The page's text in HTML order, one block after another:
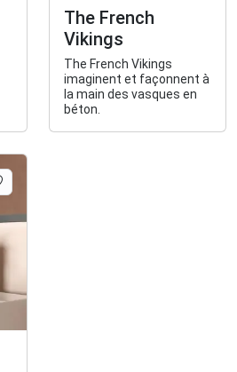
The French
Vikings
The French Vikings
imaginent et façonnent à
la main des vasques en
béton.